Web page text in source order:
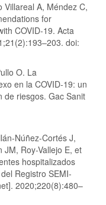
Villareal A, Méndez C,
for
COVID-19. Acta
doi:
O. La
en la COVID-19: un
de riesgos. Gac Sanit
Núñez-Cortés J,
Roy-Vallejo E, et
hospitalizados
Registro SEMI-
2020;220(8):480–